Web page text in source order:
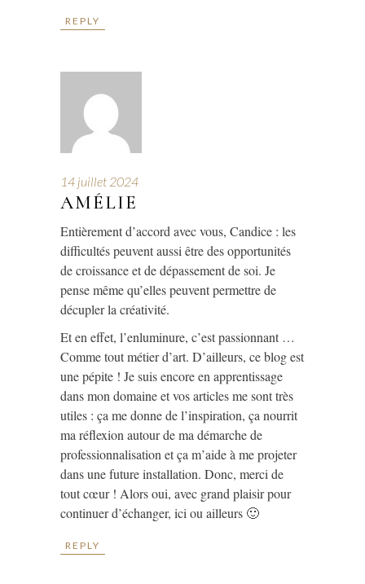
REPLY
14 juillet 2024
AMÉLIE
Entièrement d’accord avec vous, Candice : les
difficultés peuvent aussi être des opportunités
de croissance et de dépassement de soi. Je
pense même qu’elles peuvent permettre de
décupler la créativité.
Et en effet, l’enluminure, c’est passionnant …
Comme tout métier d’art. D’ailleurs, ce blog est
une pépite ! Je suis encore en apprentissage
dans mon domaine et vos articles me sont très
utiles : ça me donne de l’inspiration, ça nourrit
ma réflexion autour de ma démarche de
professionnalisation et ça m’aide à me projeter
dans une future installation. Donc, merci de
tout cœur ! Alors oui, avec grand plaisir pour
continuer d’échanger, ici ou ailleurs 🙂
REPLY